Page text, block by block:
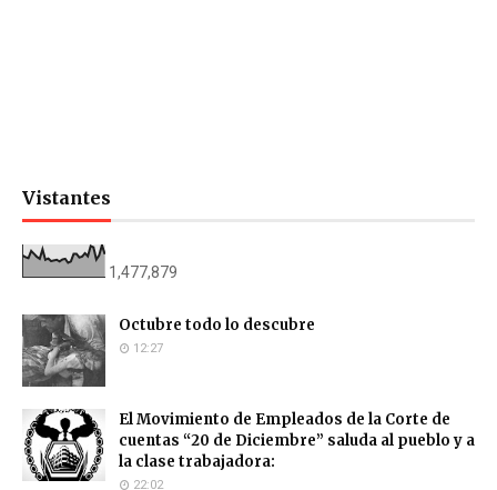
Vistantes
1,477,879
Octubre todo lo descubre
12:27
El Movimiento de Empleados de la Corte de
cuentas “20 de Diciembre” saluda al pueblo y a
la clase trabajadora:
22:02